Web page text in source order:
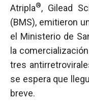
Atripla®, Gilead
(BMS), emitieron
el Ministerio de
la
tres
se espera que
breve.